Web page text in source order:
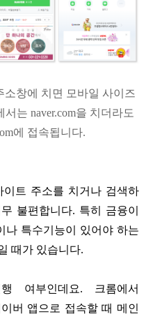
소창에 치면 모바일 사이즈
는 naver.com을 치더라도
에 접속됩니다.
트 주소를 치거나 검색하
불편합니다. 특히 금융이
나 특수기능이 있어야 하는
때가 있습니다.
여부인데요.
크롬에서
버 앱으로 접속할 때 메인